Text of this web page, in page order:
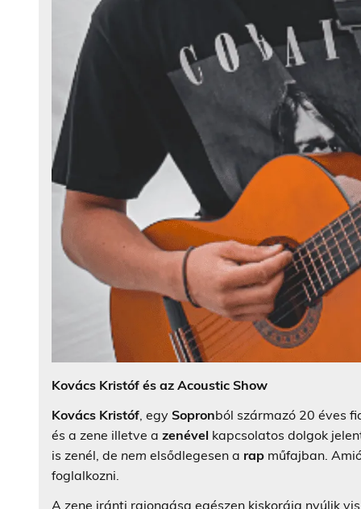
Kovács Kristóf és az Acoustic Show
Kovács Kristóf , egySopronból származó 20 éves
és a zene illetve azenével kapcsolatos dolgok
is zenél, de nem elsődlegesen a rap műfajban.
foglalkozni.
A zene iránti rajongása egészen kiskoráig nyúlik